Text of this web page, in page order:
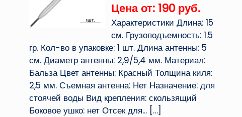
Цена от: 190 руб.
Характеристики Длина: 15
см. Грузоподъемность: 1.5
гр. Кол-во в упаковке: 1 шт. Длина антенны: 5
см. Диаметр антенны: 2,9/5,4 мм. Материал:
Бальза Цвет антенны: Красный Толщина киля:
2,5 мм. Съемная антенна: Нет Назначение: для
стоячей воды Вид крепления: скользящий
Боковое ушко: нет Отсек для...[…]